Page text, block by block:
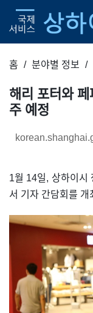
홈 분야별 정보
해리 포터와
주 예정
1월 14일, 상하이시
서 기자 간담회를 개